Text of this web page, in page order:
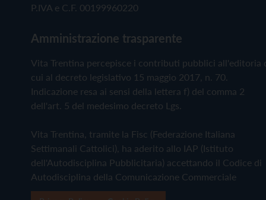
P.IVA e C.F. 00199960220
Amministrazione trasparente
Vita Trentina percepisce i contributi pubblici all'editoria
cui al decreto legislativo 15 maggio 2017, n. 70.
Indicazione resa ai sensi della lettera f) del comma 2
dell'art. 5 del medesimo decreto Lgs.
Vita Trentina, tramite la Fisc (Federazione Italiana
Settimanali Cattolici), ha aderito allo IAP (Istituto
dell'Autodisciplina Pubblicitaria) accettando il Codice di
Autodisciplina della Comunicazione Commerciale